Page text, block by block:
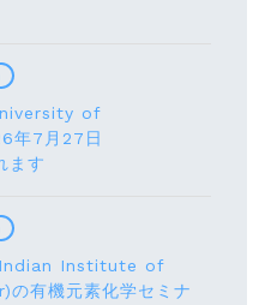
of
年7月27日
ます
Institute of
有機元素化学セミナ